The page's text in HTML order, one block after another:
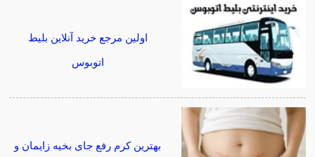
اولین مرجع خرید آنلاین بلیط
اتوبوس
بهترین کرم رفع جای بخیه زایمان و